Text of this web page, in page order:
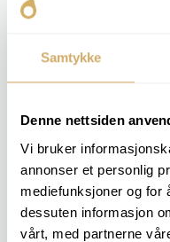
Samtykke
Denne nettsiden
Vi bruker
annonser et personlig
mediefunksjoner og for
dessuten informasjon
vårt, med partnerne
becomes cloudy. The
The result gives the
assess storage
RELEVANT ANALYSIS
This analysis is not
we can perform the